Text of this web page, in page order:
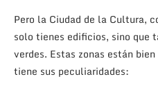
Pero la Ciudad de la Cultura,
solo tienes edificios, sino que
verdes. Estas zonas están
tiene sus peculiaridades: